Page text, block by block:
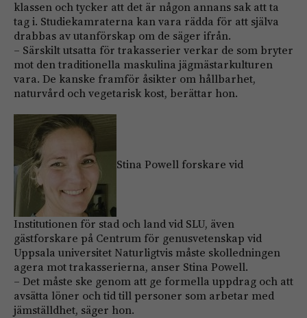
klassen och tycker att det är någon annans sak att ta
tag i. Studiekamraterna kan vara rädda för att själva
drabbas av utanförskap om de säger ifrån.
– Särskilt utsatta för trakasserier verkar de som bryter
mot den traditionella maskulina jägmästarkulturen
vara. De kanske framför åsikter om hållbarhet,
naturvård och vegetarisk kost, berättar hon.
Stina Powell forskare vid
Institutionen för stad och land vid SLU, även
gästforskare på Centrum för genusvetenskap vid
Uppsala universitet Naturligtvis måste skolledningen
agera mot trakasserierna, anser Stina Powell.
– Det måste ske genom att ge formella uppdrag och att
avsätta löner och tid till personer som arbetar med
jämställdhet, säger hon.